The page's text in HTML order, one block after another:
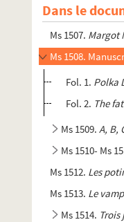
Dans le
Ms 1507. Margot
Ms 1508.
Fol. 1. Polka
Fol. 2. The
Ms 1509. A, B,
Ms 1510- Ms
Ms 1512. Les
Ms 1513. Le
Ms 1514. Trois